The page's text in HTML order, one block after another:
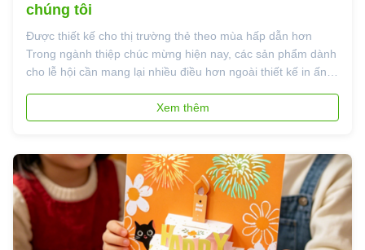
chúng tôi
Được thiết kế cho thị trường thẻ theo mùa hấp dẫn hơn
Trong ngành thiệp chúc mừng hiện nay, các sản phẩm dành
cho lễ hội cần mang lại nhiều điều hơn ngoài thiết kế in ấn
bao bì và trải nghiệm tặng quà tổng thể. Dòng thiệp Tết
Trung Thu mới của ch...
Xem thêm